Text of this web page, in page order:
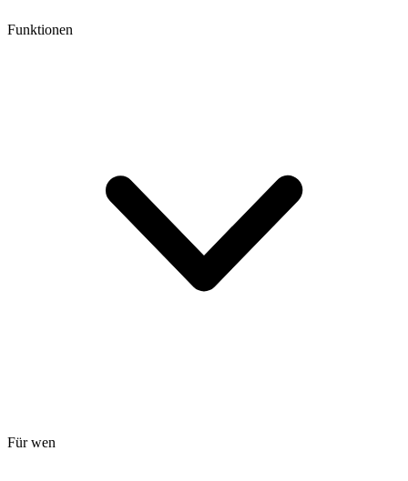
Funktionen
Für wen